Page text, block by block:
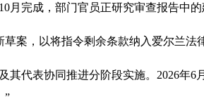
完成，部门官员正研究审查报告中的
，以将指令剩余条款纳入爱尔兰法律
代表协同推进分阶段实施。2026年6
”